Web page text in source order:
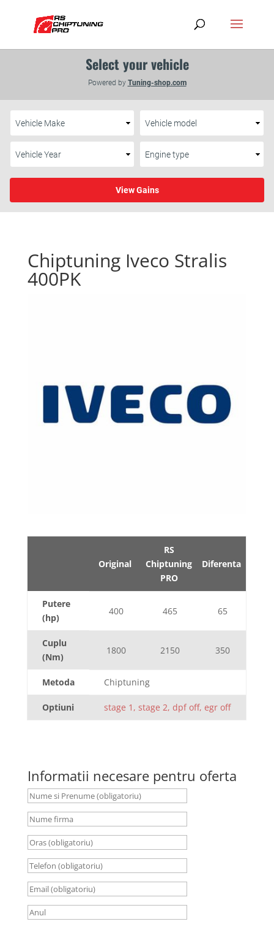
Chiptuning Iveco Stralis
400PK
Original
RS
Chiptuning
PRO
Diferenta
Putere
(hp)
400 465 65
Cuplu
(Nm)
1800 2150 350
Metoda Chiptuning
Optiuni stage 1, stage 2, dpf off, egr off
Informatii necesare pentru oferta